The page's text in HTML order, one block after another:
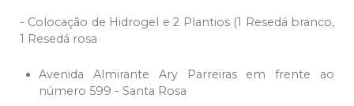
- Colocação de Hidrogel e 2 Plantios (1 Resedá branco,
1 Resedá rosa
Avenida Almirante Ary Parreiras em frente ao
número 599 - Santa Rosa